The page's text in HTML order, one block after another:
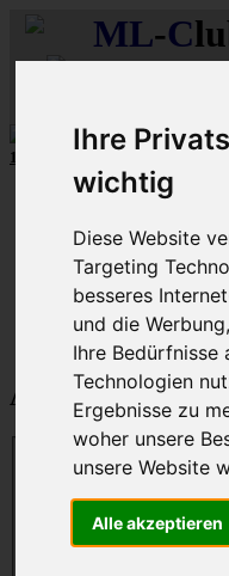
Ihre
wichtig
Diese Website
Targeting
besseres
und die
Ihre Bedürfnisse
Technologien
Ergebnisse zu
woher unsere
unsere Website
Alle akzeptieren
ML-C
10 unserer W164 -M-
Schnellzugriff
Ungelesene
MLCD-Ausstellung
Forennutzer
FAQ
MLCD-Seiten
Anmelden
Benutzername:
Passwort: